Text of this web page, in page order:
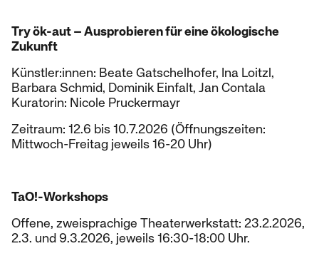
Try ök-aut – Ausprobieren für eine ökologische
Zukunft
Künstler:innen: Beate Gatschelhofer, Ina Loitzl,
Barbara Schmid, Dominik Einfalt, Jan Contala
Kuratorin: Nicole Pruckermayr
Zeitraum: 12.6 bis 10.7.2026 (Öffnungszeiten:
Mittwoch-Freitag jeweils 16-20 Uhr)
TaO!-Workshops
Offene, zweisprachige Theaterwerkstatt: 23.2.2026,
2.3. und 9.3.2026, jeweils 16:30-18:00 Uhr.